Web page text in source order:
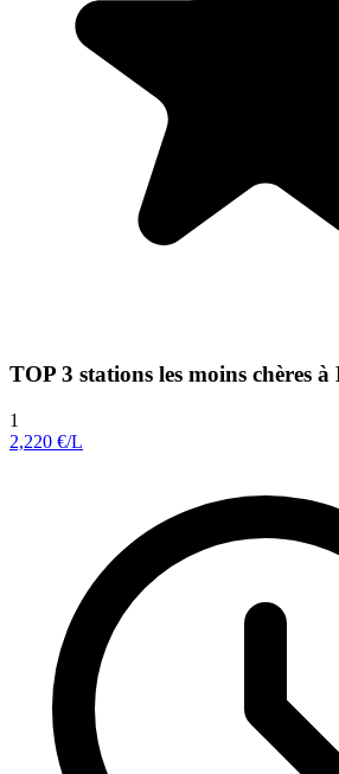
TOP 3 stations les moins chères
1
2,220 €/L